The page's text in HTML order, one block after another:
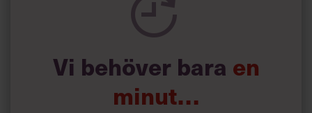
Vi behöver bara en
minut…